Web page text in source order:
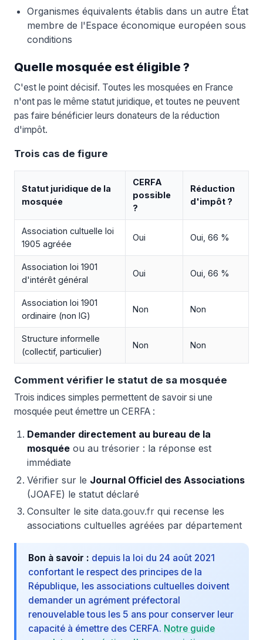
Organismes équivalents établis dans un autre État
membre de l'Espace économique européen sous
conditions
Quelle mosquée est éligible ?
C'est le point décisif. Toutes les mosquées en France
n'ont pas le même statut juridique, et toutes ne peuvent
pas faire bénéficier leurs donateurs de la réduction
d'impôt.
Trois cas de figure
Statut juridique de la
mosquée
CERFA
possible
?
Réduction
d'impôt ?
Association cultuelle loi
1905 agréée
Oui Oui, 66 %
Association loi 1901
d'intérêt général
Oui Oui, 66 %
Association loi 1901
ordinaire (non IG)
Non Non
Structure informelle
(collectif, particulier)
Non Non
Comment vérifier le statut de sa mosquée
Trois indices simples permettent de savoir si une
mosquée peut émettre un CERFA :
Demander directement au bureau de la
mosquée ou au trésorier : la réponse est
immédiate
Vérifier sur le Journal Officiel des Associations
(JOAFE) le statut déclaré
Consulter le sitedata.gouv.fr qui recense les
associations cultuelles agréées par département
Bon à savoir : depuis la loi du 24 août 2021
confortant le respect des principes de la
République, les associations cultuelles doivent
demander un agrément préfectoral
renouvelable tous les 5 ans pour conserver leur
capacité à émettre des CERFA. Notre guide